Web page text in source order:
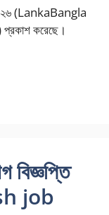
২০২৬ (LankaBangla
করেছে।
বিজ্ঞপ্তি
job